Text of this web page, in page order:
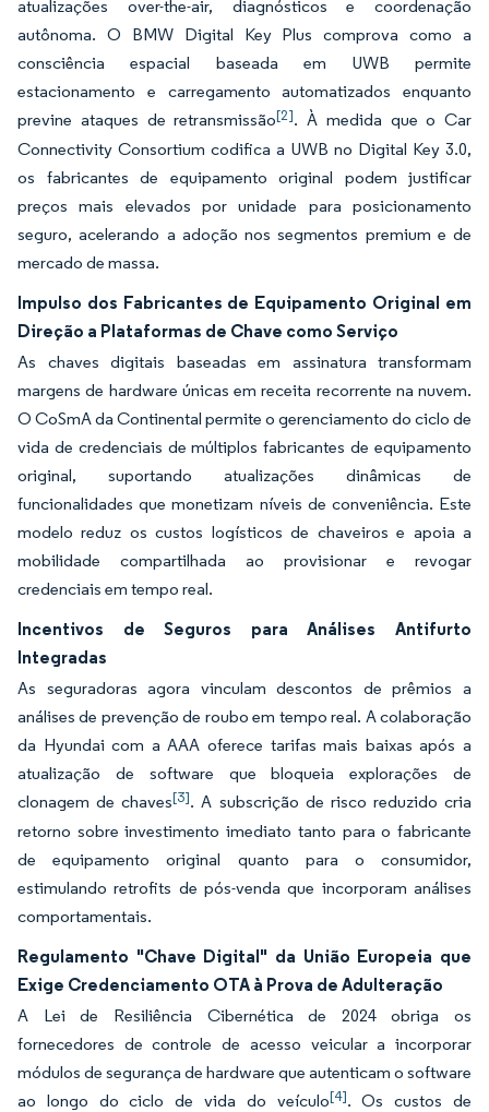
atualizações over-the-air, diagnósticos e coordenação
autônoma. O BMW Digital Key Plus comprova como a
consciência espacial baseada em UWB permite
estacionamento e carregamento automatizados enquanto
previne ataques de retransmissão[2]. À medida que o Car
Connectivity Consortium codifica a UWB no Digital Key 3.0,
os fabricantes de equipamento original podem justificar
preços mais elevados por unidade para posicionamento
seguro, acelerando a adoção nos segmentos premium e de
mercado de massa.
Impulso dos Fabricantes de Equipamento Original em
Direção a Plataformas de Chave como Serviço
As chaves digitais baseadas em assinatura transformam
margens de hardware únicas em receita recorrente na nuvem.
O CoSmA da Continental permite o gerenciamento do ciclo de
vida de credenciais de múltiplos fabricantes de equipamento
original, suportando atualizações dinâmicas de
funcionalidades que monetizam níveis de conveniência. Este
modelo reduz os custos logísticos de chaveiros e apoia a
mobilidade compartilhada ao provisionar e revogar
credenciais em tempo real.
Incentivos de Seguros para Análises Antifurto
Integradas
As seguradoras agora vinculam descontos de prêmios a
análises de prevenção de roubo em tempo real. A colaboração
da Hyundai com a AAA oferece tarifas mais baixas após a
atualização de software que bloqueia explorações de
clonagem de chaves[3]. A subscrição de risco reduzido cria
retorno sobre investimento imediato tanto para o fabricante
de equipamento original quanto para o consumidor,
estimulando retrofits de pós-venda que incorporam análises
comportamentais.
Regulamento "Chave Digital" da União Europeia que
Exige Credenciamento OTA à Prova de Adulteração
A Lei de Resiliência Cibernética de 2024 obriga os
fornecedores de controle de acesso veicular a incorporar
módulos de segurança de hardware que autenticam o software
ao longo do ciclo de vida do veículo[4]. Os custos de